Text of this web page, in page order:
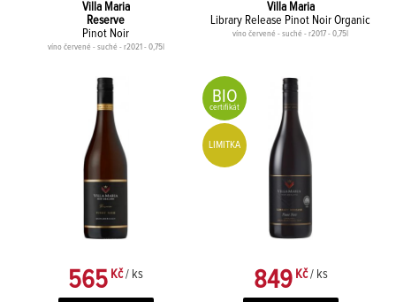
Villa Maria
Reserve
Pinot Noir
víno červené - suché - r2021 - 0,75l
565 Kč / ks
Villa Maria
Library Release Pinot Noir Organic
víno červené - suché - r2017 - 0,75l
BIO
certifikát
LIMITKA
849Kč / ks